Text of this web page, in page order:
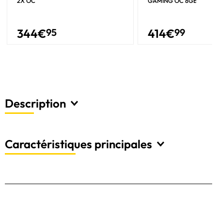
Description
Caractéristiques principales
344€95 414€99